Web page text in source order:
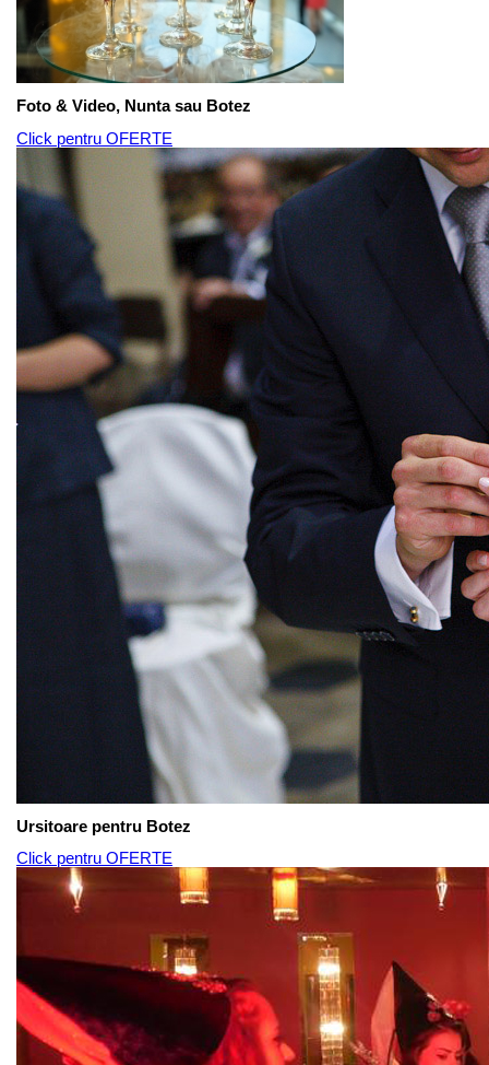
Foto & Video, Nunta sau Botez
Click pentru OFERTE
Ursitoare pentru Botez
Click pentru OFERTE